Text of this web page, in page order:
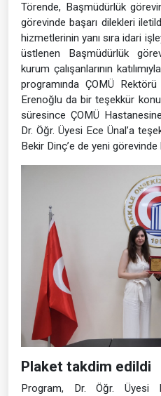
Törende, Başmüdürlük
görevinde başarı dilekleri
hizmetlerinin yanı sıra idari
üstlenen Başmüdürlük
kurum çalışanlarının
programında ÇOMÜ
Erenoğlu da bir teşekkür
süresince ÇOMÜ
Dr. Öğr. Üyesi Ece Ünal’a
Bekir Dinç’e de yeni görevinde
Plaket takdim edildi
Program, Dr. Öğr. Üyesi